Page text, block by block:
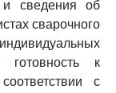
сведения об
сварочного
готовность к
с